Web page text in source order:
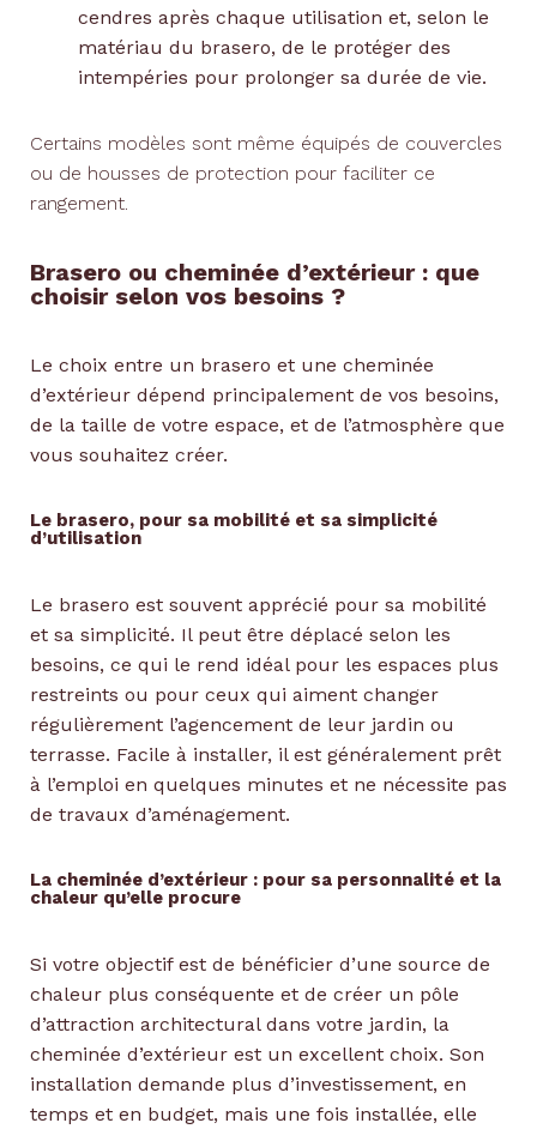
cendres après chaque utilisation et, selon le
matériau du brasero, de le protéger des
intempéries pour prolonger sa durée de vie.
Certains modèles sont même équipés de couvercles
ou de housses de protection pour faciliter ce
rangement.
Brasero ou cheminée d’extérieur : que
choisir selon vos besoins ?
Le choix entre un brasero et une cheminée
d’extérieur dépend principalement de vos besoins,
de la taille de votre espace, et de l’atmosphère que
vous souhaitez créer.
Le brasero, pour sa mobilité et sa simplicité
d’utilisation
Le brasero est souvent apprécié pour sa mobilité
et sa simplicité. Il peut être déplacé selon les
besoins, ce qui le rend idéal pour les espaces plus
restreints ou pour ceux qui aiment changer
régulièrement l’agencement de leur jardin ou
terrasse. Facile à installer, il est généralement prêt
à l’emploi en quelques minutes et ne nécessite pas
de travaux d’aménagement.
La cheminée d’extérieur : pour sa personnalité et la
chaleur qu’elle procure
Si votre objectif est de bénéficier d’une source de
chaleur plus conséquente et de créer un pôle
d’attraction architectural dans votre jardin, la
cheminée d’extérieur est un excellent choix. Son
installation demande plus d’investissement, en
temps et en budget, mais une fois installée, elle